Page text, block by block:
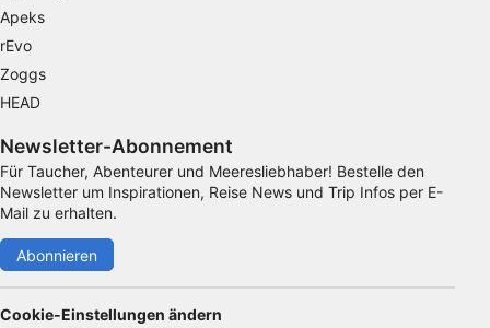
Apeks
rEvo
Zoggs
HEAD
Newsletter-Abonnement
Für Taucher, Abenteurer und Meeresliebhaber! Bestelle den
Newsletter um Inspirationen, Reise News und Trip Infos per E-
Mail zu erhalten.
Abonnieren
Cookie-Einstellungen ändern
Verwendung reduzierter Daten zur Auswahl
von Inhalten
IAB-Besonderheiten:
Verwendung genauer Standortdaten
Informationen identifizieren
Nicht-IAB-Verarbeitungszwecke:
Notwendig